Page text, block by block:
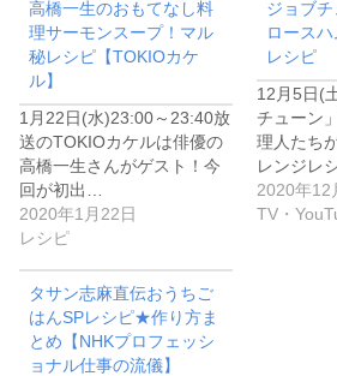
高橋一生のおもてなし料
理サーモンスープ！マル
秘レシピ【TOKIOカケ
ル】
1月22日(水)23:00～23:40放
送のTOKIOカケルは俳優の
高橋一生さんがゲスト！今
回が初出…
2020年1月22日
レシピ
ジョブ
ロース
レシピ
12月5日(
チューン
理人たち
レンジレ
2020年12
TV・
タサン志麻直伝おうちご
はんSPレシピ★作り方ま
とめ【NHKプロフェッシ
ョナル仕事の流儀】